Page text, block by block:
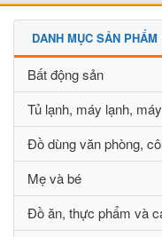
DANH MỤC SẢN PHẨM
Bất động sản
Tủ lạnh, máy lạnh,
Đồ dùng văn phòng,
Mẹ và bé
Đồ ăn, thực phẩm và